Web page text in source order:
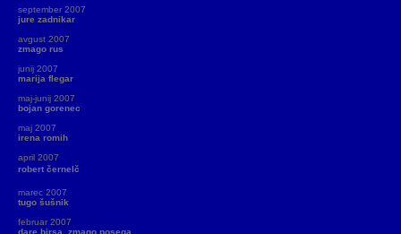
september 2007
jure zadnikar
avgust 2007
zmago rus
junij 2007
marija flegar
maj-junij 2007
bojan gorenec
maj 2007
irena romih
april 2007
robert černelč
marec 2007
tugo šušnik
februar 2007
dare birsa, zmago posega